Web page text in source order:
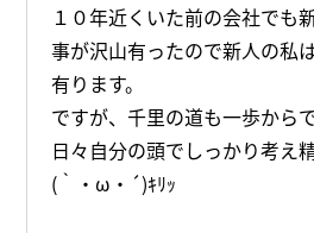
１０年近くいた前の会社でも
事が沢山有ったので新人の私
有ります。
ですが、千里の道も一歩からで
日々自分の頭でしっかり考え
(｀・ω・´)ｷﾘｯ